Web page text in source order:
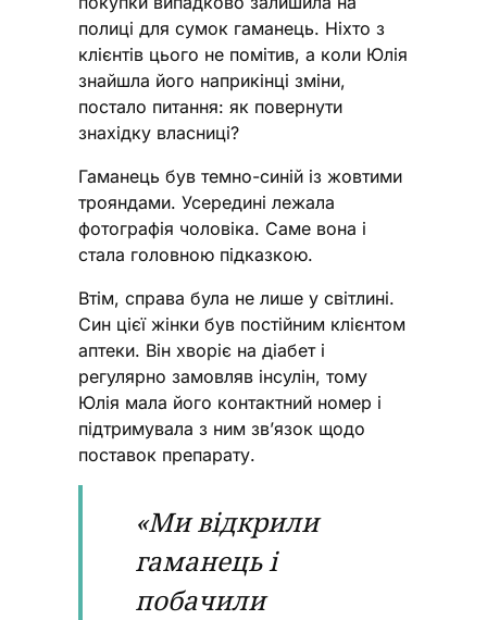
полиці для сумок гаманець. Ніхто з
клієнтів цього не помітив, а коли Юлія
знайшла його наприкінці зміни,
постало питання: як повернути
знахідку власниці?
Гаманець був темно-синій із жовтими
трояндами. Усередині лежала
фотографія чоловіка. Саме вона і
стала головною підказкою.
Втім, справа була не лише у світлині.
Син цієї жінки був постійним клієнтом
аптеки. Він хворіє на діабет і
регулярно замовляв інсулін, тому
Юлія мала його контактний номер і
підтримувала з ним зв’язок щодо
поставок препарату.
«Ми відкрили
гаманець і
побачили